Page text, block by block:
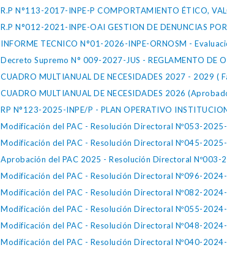
R.P N°113-2017-INPE-P COMPORTAMIENTO ÉTICO,
R.P N°012-2021-INPE-OAI GESTION DE DENUNCIAS
INFORME TECNICO N°01-2026-INPE-ORNOSM -
Decreto Supremo N° 009-2027-JUS - REGLAMENTO DE
CUADRO MULTIANUAL DE NECESIDADES 2027 - 2029 (
CUADRO MULTIANUAL DE NECESIDADES 2026
RP N°123-2025-INPE/P - PLAN OPERATIVO
Modificación del PAC - Resolución Directoral Nº053-2025-
Modificación del PAC - Resolución Directoral Nº045-2025-
Aprobación del PAC 2025 - Resolución Directoral Nº003-
Modificación del PAC - Resolución Directoral Nº096-2024-
Modificación del PAC - Resolución Directoral Nº082-2024-
Modificación del PAC - Resolución Directoral Nº055-2024-
Modificación del PAC - Resolución Directoral Nº048-2024-
Modificación del PAC - Resolución Directoral Nº040-2024-